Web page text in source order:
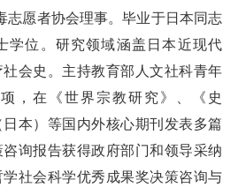
志愿者协会理事。毕业于日本同志
学位。研究领域涵盖日本近现代
会史。主持教育部人文社科青年
，在《世界宗教研究》、《史
本）等国内外核心期刊发表多篇
询报告获得政府部门和领导采纳
社会科学优秀成果奖决策咨询与